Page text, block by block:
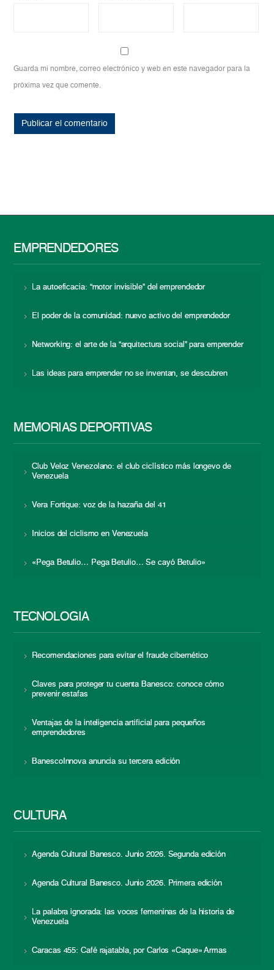
Guarda mi nombre, correo electrónico y web en este navegador para la
próxima vez que comente.
EMPRENDEDORES
La autoeficacia: “motor invisible” del emprendedor
El poder de la comunidad: nuevo activo del emprendedor
Networking: el arte de la “arquitectura social” para emprender
Las ideas para emprender no se inventan, se descubren
MEMORIAS DEPORTIVAS
Club Veloz Venezolano: el club ciclístico más longevo de
Venezuela
Vera Fortique: voz de la hazaña del 41
Inicios del ciclismo en Venezuela
«Pega Betulio… Pega Betulio… Se cayó Betulio»
TECNOLOGÍA
Recomendaciones para evitar el fraude cibernético
Claves para proteger tu cuenta Banesco: conoce cómo
prevenir estafas
Ventajas de la inteligencia artificial para pequeños
emprendedores
BanescoInnova anuncia su tercera edición
CULTURA
Agenda Cultural Banesco. Junio 2026. Segunda edición
Agenda Cultural Banesco. Junio 2026. Primera edición
La palabra ignorada: las voces femeninas de la historia de
Venezuela
Caracas 455: Café rajatabla, por Carlos «Caque» Armas